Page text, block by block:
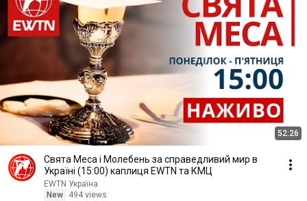
52:26
Свята Меса і Молебень за справедливий мир в
Україні (15:00) каплиця EWTN та КМЦ
EWTN Україна
New
494 views